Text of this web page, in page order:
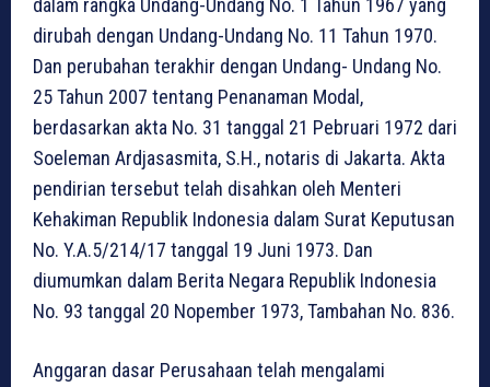
dirubah dengan Undang-Undang No. 11 Tahun 1970.
Dan perubahan terakhir dengan Undang- Undang No.
25 Tahun 2007 tentang Penanaman Modal,
berdasarkan akta No. 31 tanggal 21 Pebruari 1972 dari
Soeleman Ardjasasmita, S.H., notaris di Jakarta. Akta
pendirian tersebut telah disahkan oleh Menteri
Kehakiman Republik Indonesia dalam Surat Keputusan
No. Y.A.5/214/17 tanggal 19 Juni 1973. Dan
diumumkan dalam Berita Negara Republik Indonesia
No. 93 tanggal 20 Nopember 1973, Tambahan No. 836.
Anggaran dasar Perusahaan telah mengalami